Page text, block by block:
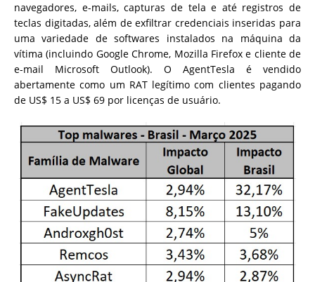
navegadores, e-mails, capturas de tela e até registros de
teclas digitadas, além de exfiltrar credenciais inseridas para
uma variedade de softwares instalados na máquina da
vítima (incluindo Google Chrome, Mozilla Firefox e cliente de
e-mail Microsoft Outlook). O AgentTesla é vendido
abertamente como um RAT legítimo com clientes pagando
de US$ 15 a US$ 69 por licenças de usuário.